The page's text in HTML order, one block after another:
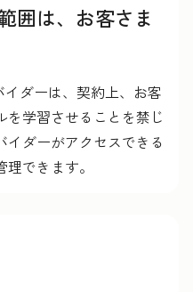
囲は、お客さま
ダーは、契約上、お客
を学習させることを禁じ
イダーがアクセスできる
できます。